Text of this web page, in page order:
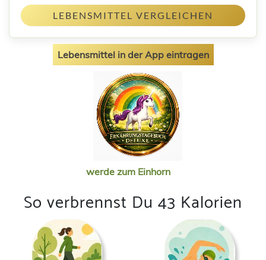
LEBENSMITTEL VERGLEICHEN
Lebensmittel in der App eintragen
werde zum Einhorn
So verbrennst Du 43 Kalorien